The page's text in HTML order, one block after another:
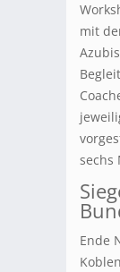
mit
sechs
Ende